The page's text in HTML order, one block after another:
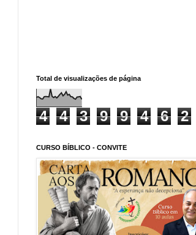
Total de visualizações de página
4 4 3 9 9 4 6 2
CURSO BÍBLICO - CONVITE